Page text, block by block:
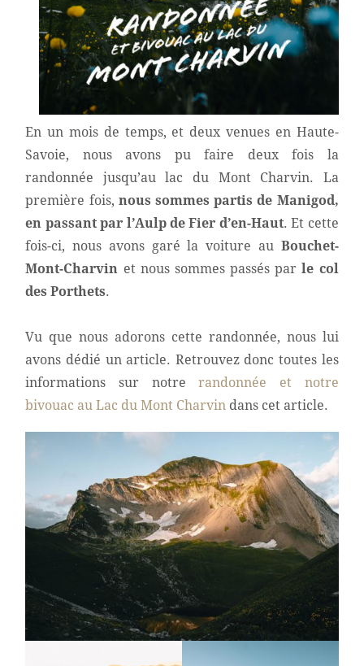
En un mois de temps, et deux venues en Haute-
Savoie, nous avons pu faire deux fois la
randonnée jusqu’au lac du Mont Charvin. La
première fois, nous sommes partis de Manigod,
en passant par l’Aulp de Fier d’en-Haut. Et cette
fois-ci, nous avons garé la voiture auBouchet-
Mont-Charvin et nous sommes passés par le col
des Porthets.
Vu que nous adorons cette randonnée, nous lui
avons dédié un article. Retrouvez donc toutes les
informations sur notrerandonnée et notre
bivouac au Lac du Mont Charvin dans cet article.